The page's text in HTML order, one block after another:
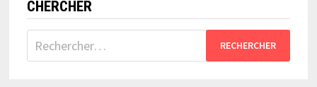
CHERCHER
Rechercher :